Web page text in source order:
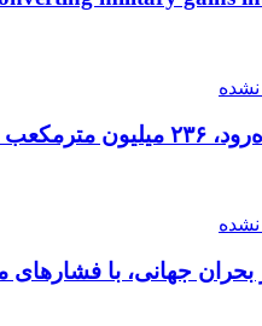
است
بر بحران جهانی، با